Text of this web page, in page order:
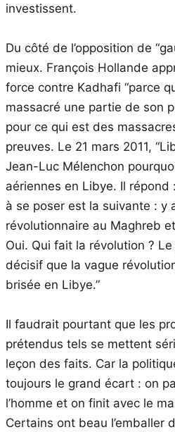
investissent.
Du côté de l’opposition de
mieux. François Hollande
force contre Kadhafi “parce
massacré une partie de son
pour ce qui est des
preuves. Le 21 mars 2011,
Jean-Luc Mélenchon
aériennes en Libye. Il répond
à se poser est la suivante : y
révolutionnaire au Maghreb
Oui. Qui fait la révolution ?
décisif que la vague
brisée en Libye.”
Il faudrait pourtant que les
prétendus tels se mettent
leçon des faits. Car la
toujours le grand écart : on
l’homme et on finit avec le
Certains ont beau l’emballer